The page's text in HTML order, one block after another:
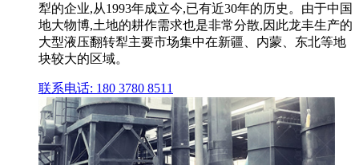
犁的企业,从1993年成立今,已有近30年的历史。由于中国
地大物博,土地的耕作需求也是非常分散,因此龙丰生产的
大型液压翻转犁主要市场集中在新疆、内蒙、东北等地
块较大的区域。
联系电话: 180 3780 8511